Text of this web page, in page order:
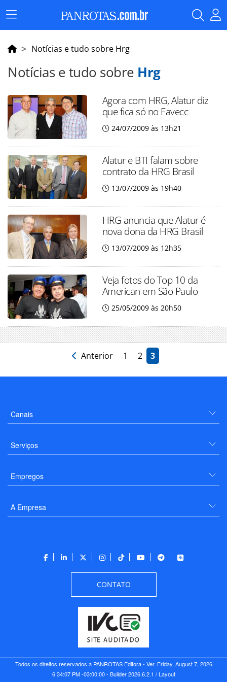
Menu
Principal
Notícias e tudo sobre Hrg
Notícias e tudo sobre Hrg
Agora com HRG, Alatur diz
que fica só no Favecc
24/07/2009 às 13h21
Alatur e BTI falam sobre
contrato da HRG Brasil
13/07/2009 às 19h40
HRG anuncia que Alatur é
nova dona da HRG Brasil
13/07/2009 às 12h35
Veja fotos do Top 10 da
American em São Paulo
25/05/2009 às 20h50
Anterior 1 2 3
Canais
Serviços
Empregos
A Empresa
CONTATO
Todos os direitos reservados a PANROTAS Editora - Ver. Friday, August 7, 2026
6:34:07 PM -03:00:00 - Builder 2026.6.2.1 / Layout